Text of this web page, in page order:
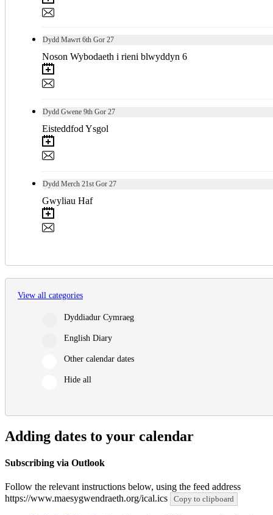
Dydd Mawrt 6th Gor 27
Noson Wybodaeth i rieni blwyddyn 6
Dydd Gwene 9th Gor 27
Eisteddfod Ysgol
Dydd Merch 21st Gor 27
Gwyliau Haf
View all categories
Dyddiadur Cymraeg
English Diary
Other calendar dates
Hide all
Adding dates to your calendar
Subscribing via Outlook
Follow the relevant instructions below, using the feed address
https://www.maesygwendraeth.org/ical.ics
Copy to clipboard